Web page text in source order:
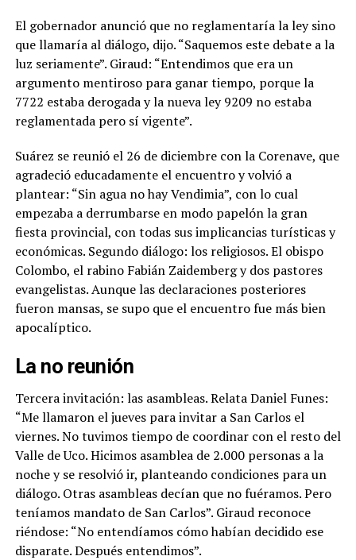
El gobernador anunció que no reglamentaría la ley sino
que llamaría al diálogo, dijo. “Saquemos este debate a la
luz seriamente”. Giraud: “Entendimos que era un
argumento mentiroso para ganar tiempo, porque la
7722 estaba derogada y la nueva ley 9209 no estaba
reglamentada pero sí vigente”.
Suárez se reunió el 26 de diciembre con la Corenave, que
agradeció educadamente el encuentro y volvió a
plantear: “Sin agua no hay Vendimia”, con lo cual
empezaba a derrumbarse en modo papelón la gran
fiesta provincial, con todas sus implicancias turísticas y
económicas. Segundo diálogo: los religiosos. El obispo
Colombo, el rabino Fabián Zaidemberg y dos pastores
evangelistas. Aunque las declaraciones posteriores
fueron mansas, se supo que el encuentro fue más bien
apocalíptico.
La no reunión
Tercera invitación: las asambleas. Relata Daniel Funes:
“Me llamaron el jueves para invitar a San Carlos el
viernes. No tuvimos tiempo de coordinar con el resto del
Valle de Uco. Hicimos asamblea de 2.000 personas a la
noche y se resolvió ir, planteando condiciones para un
diálogo. Otras asambleas decían que no fuéramos. Pero
teníamos mandato de San Carlos”. Giraud reconoce
riéndose: “No entendíamos cómo habían decidido ese
disparate. Después entendimos”.